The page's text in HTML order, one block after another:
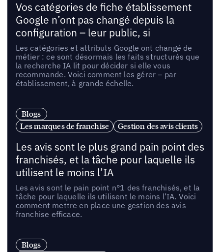
Vos catégories de fiche établissement
Google n’ont pas changé depuis la
configuration – leur public, si
Les catégories et attributs Google ont changé de
métier : ce sont désormais les faits structurés que
la recherche IA lit pour décider si elle vous
recommande. Voici comment les gérer – par
établissement, à grande échelle.
Blogs
Les marques de franchise
Gestion des avis clients
Les avis sont le plus grand pain point des
franchisés, et la tâche pour laquelle ils
utilisent le moins l’IA
Les avis sont le pain point n°1 des franchisés, et la
tâche pour laquelle ils utilisent le moins l’IA. Voici
comment mettre en place une gestion des avis
franchise efficace.
Blogs